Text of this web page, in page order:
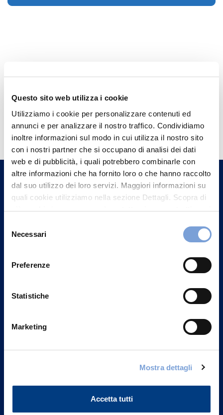
Questo sito web utilizza i cookie
Utilizziamo i cookie per personalizzare contenuti ed
annunci e per analizzare il nostro traffico. Condividiamo
inoltre informazioni sul modo in cui utilizza il nostro sito
con i nostri partner che si occupano di analisi dei dati
web e di pubblicità, i quali potrebbero combinarle con
altre informazioni che ha fornito loro o che hanno raccolto
dal suo utilizzo dei loro servizi. Maggiori informazioni su
quali cookie utilizziamo nella sezione Dettagli. Scopra di
più su chi siamo, come può contattarci e come trattiamo i
può trovare nel footer del sito nella sezione "Informativa
delNecessari
Preferenze
Statistiche
Marketing
Mostra dettagli
Accetta tutti
Hai bisogno di
informazioni?
Trova l'Agenzia più vicina a te e parla con
un nostro Agente.
Contattaci
Vittoria Assicurazioni S.p.A.
Part. IVA 01329510158
FAQ